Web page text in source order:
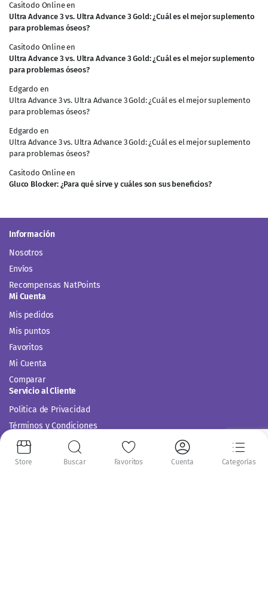
Casitodo Onlineen
Ultra Advance 3 vs. Ultra Advance 3 Gold: ¿Cuál es el mejor suplemento
para problemas óseos?
Casitodo Onlineen
Ultra Advance 3 vs. Ultra Advance 3 Gold: ¿Cuál es el mejor suplemento
para problemas óseos?
Edgardo en
Ultra Advance 3 vs. Ultra Advance 3 Gold: ¿Cuál es el mejor suplemento
para problemas óseos?
Edgardo en
Ultra Advance 3 vs. Ultra Advance 3 Gold: ¿Cuál es el mejor suplemento
para problemas óseos?
Casitodo Onlineen
Gluco Blocker: ¿Para qué sirve y cuáles son sus beneficios?
Información
Nosotros
Envíos
Recompensas NatPoints
Mi Cuenta
Mis pedidos
Mis puntos
Favoritos
Mi Cuenta
Comparar
Servicio al Cliente
Politica de Privacidad
Términos y Condiciones
Siguenos en:
Store Buscar Favoritos Cuenta Categorías